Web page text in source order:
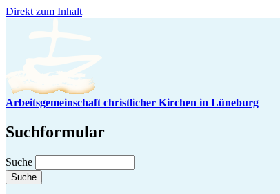
Direkt zum Inhalt
Arbeitsgemeinschaft christlicher Kirchen in Lüneburg
Suchformular
Suche